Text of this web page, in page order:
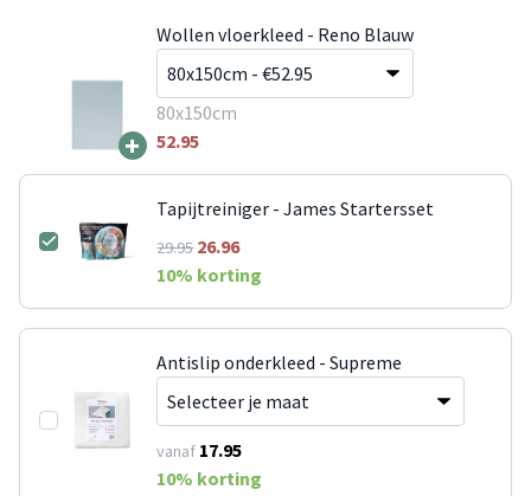
+
Wollen vloerkleed - Reno Blauw
80x150cm
52.95
Tapijtreiniger - James Startersset
29.9526.96
10% korting
Antislip onderkleed - Supreme
vanaf 17.95
10% korting